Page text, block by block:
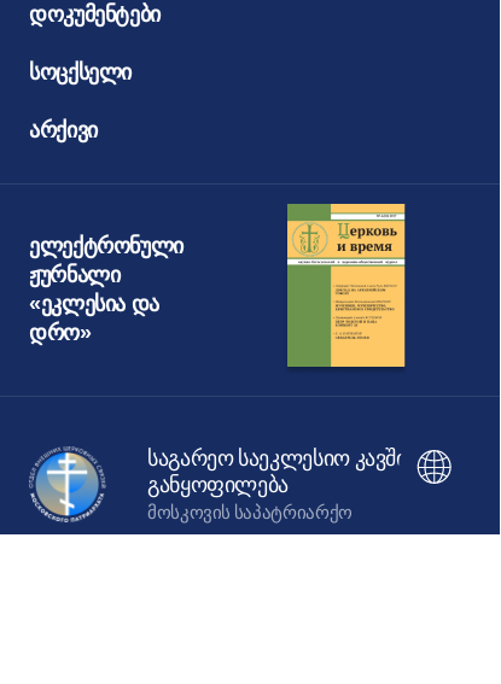
დოკუმენტები
სოცქსელი
არქივი
ელექტრონული
ჟურნალი
«ეკლესია და
დრო»
საგარეო საეკლესიო კავშირების
განყოფილება
ᲛᲝᲡᲙᲝᲕᲘᲡ ᲡᲐᲞᲐᲢᲠᲘᲐᲠᲥᲝ